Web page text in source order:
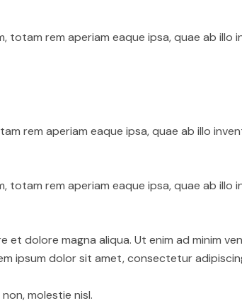
rem aperiam eaque ipsa, quae ab
rem aperiam eaque ipsa, quae ab illo
rem aperiam eaque ipsa, quae ab
dolore magna aliqua. Ut enim ad minim
ipsum dolor sit amet, consectetur
molestie nisl.